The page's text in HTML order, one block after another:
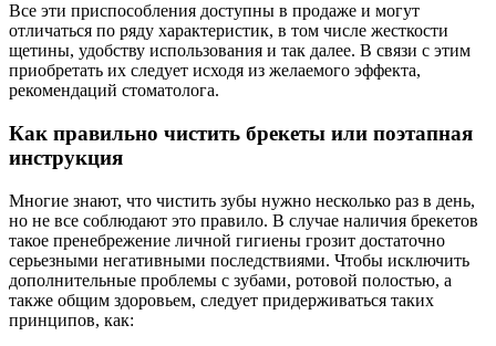
Все эти приспособления доступны в продаже и могут
отличаться по ряду характеристик, в том числе жесткости
щетины, удобству использования и так далее. В связи с этим
приобретать их следует исходя из желаемого эффекта,
рекомендаций стоматолога.
Как правильно чистить брекеты или поэтапная
инструкция
Многие знают, что чистить зубы нужно несколько раз в день,
но не все соблюдают это правило. В случае наличия брекетов
такое пренебрежение личной гигиены грозит достаточно
серьезными негативными последствиями. Чтобы исключить
дополнительные проблемы с зубами, ротовой полостью, а
также общим здоровьем, следует придерживаться таких
принципов, как: